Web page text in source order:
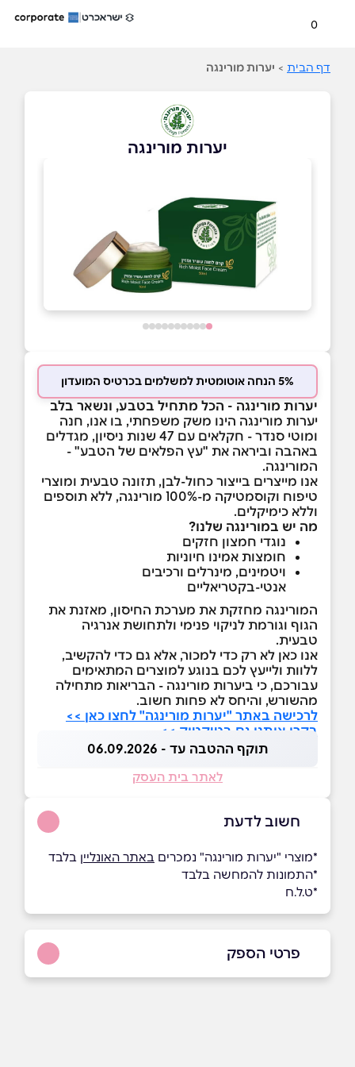
0
דף הבית > יערות מורינגה
יערות מורינגה
5% הנחה אוטומטית למשלמים בכרטיס המועדון
יערות מורינגה - הכל מתחיל בטבע, ונשאר בלב
יערות מורינגה הינו משק משפחתי, בו אנו, חנה
ומוטי סנדר - חקלאים עם 47 שנות ניסיון, מגדלים
באהבה וביראה את "עץ הפלאים של הטבע" -
המורינגה.
אנו מייצרים בייצור כחול-לבן, תזונה טבעית ומוצרי
טיפוח וקוסמטיקה מ-100% מורינגה, ללא תוספים
וללא כימיקלים.
מה יש במורינגה שלנו?
נוגדי חמצון חזקים
חומצות אמינו חיוניות
ויטמינים, מינרלים ורכיבים
אנטי-בקטריאליים
המורינגה מחזקת את מערכת החיסון, מאזנת את
הגוף וגורמת לניקוי פנימי ולתחושת אנרגיה
טבעית.
אנו כאן לא רק כדי למכור, אלא גם כדי להקשיב,
ללוות ולייעץ לכם בנוגע למוצרים המתאימים
עבורכם, כי ביערות מורינגה - הבריאות מתחילה
מהשורש, והיחס לא פחות חשוב.
לרכישה באתר "יערות מורינגה" לחצו כאן >>
בקרו אותנו גם בטיקטוק >>
תוקף ההטבה עד - 06.09.2026
לאתר בית העסק
חשוב לדעת
*מוצרי "יערות מורינגה" נמכרים באתר האונליין בלבד
*התמונות להמחשה בלבד
*ט.ל.ח
פרטי הספק